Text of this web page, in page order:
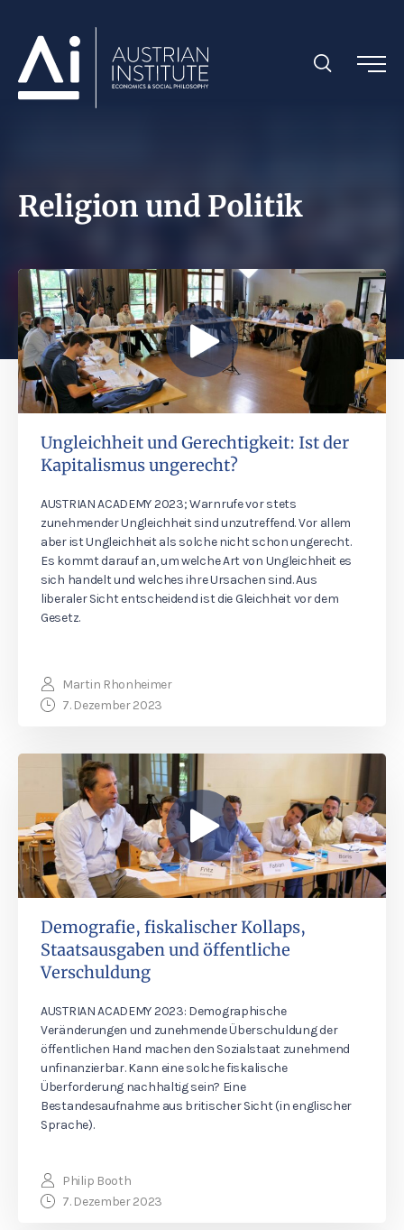
Religion und Politik
Ungleichheit und Gerechtigkeit: Ist der
Kapitalismus ungerecht?
AUSTRIAN ACADEMY 2023; Warnrufe vor stets
zunehmender Ungleichheit sind unzutreffend. Vor allem
aber ist Ungleichheit als solche nicht schon ungerecht.
Es kommt darauf an, um welche Art von Ungleichheit es
sich handelt und welches ihre Ursachen sind. Aus
liberaler Sicht entscheidend ist die Gleichheit vor dem
Gesetz.
Martin Rhonheimer
7. Dezember 2023
Demografie, fiskalischer Kollaps,
Staatsausgaben und öffentliche
Verschuldung
AUSTRIAN ACADEMY 2023: Demographische
Veränderungen und zunehmende Überschuldung der
öffentlichen Hand machen den Sozialstaat zunehmend
unfinanzierbar. Kann eine solche fiskalische
Überforderung nachhaltig sein? Eine
Bestandesaufnahme aus britischer Sicht (in englischer
Sprache).
Philip Booth
7. Dezember 2023